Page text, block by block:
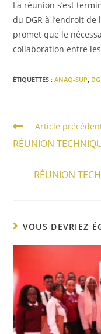
La réunion s’est
du DGR à l’endroit de
promet que le
collaboration entre
ÉTIQUETTES :ANAQ-SUP,
Article
RÉUNION
RÉUNION
VOUS DEVRIEZ